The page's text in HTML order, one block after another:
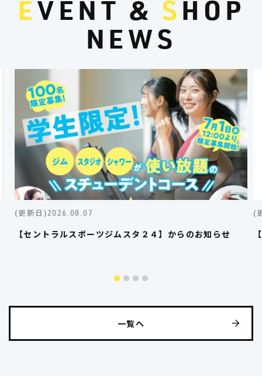
E VENT &S HOP
NEWS
(更新日)2026.08.07
【セントラルスポーツジムスタ２４】からのお知らせ
(
一覧へ